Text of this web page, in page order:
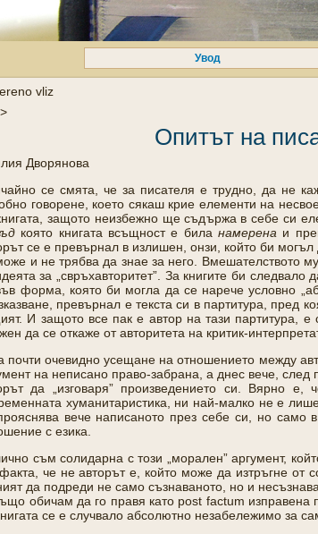
Увод
vliz
Опитът на
Дворянова
се смята, че за писателя е трудно, да не
говорене, което сякаш крие елементи на
защото неизбежно ще съдържа в себе си
която книгата всъщност е биланамерена и
се е превърнал в излишен, онзи, който би
и не трябва да знае за него. Вмешателството
за „свръхавторитет”. За книгите би
форма, която би могла да се нарече условно
превърнал е текста си в партитура, пред
И защото все пак е автор на тази партитура,
да се откаже от авторитета на критик-
почти очевидно усещане на отношението между
на неписано право-забрана, а днес вече, след
да „изговаря” произведението си. Вярно
хуманитаристика, ни най-малко не е
вече написаното през себе си, но само
с езика.
съм солидарна с този „морален” аргумент,
че не авторът е, който може да изтръгне от
да подреди не само съзнаваното, но и
обичам да го правя като post factum изправена
се е случвало абсолютно незабележимо за